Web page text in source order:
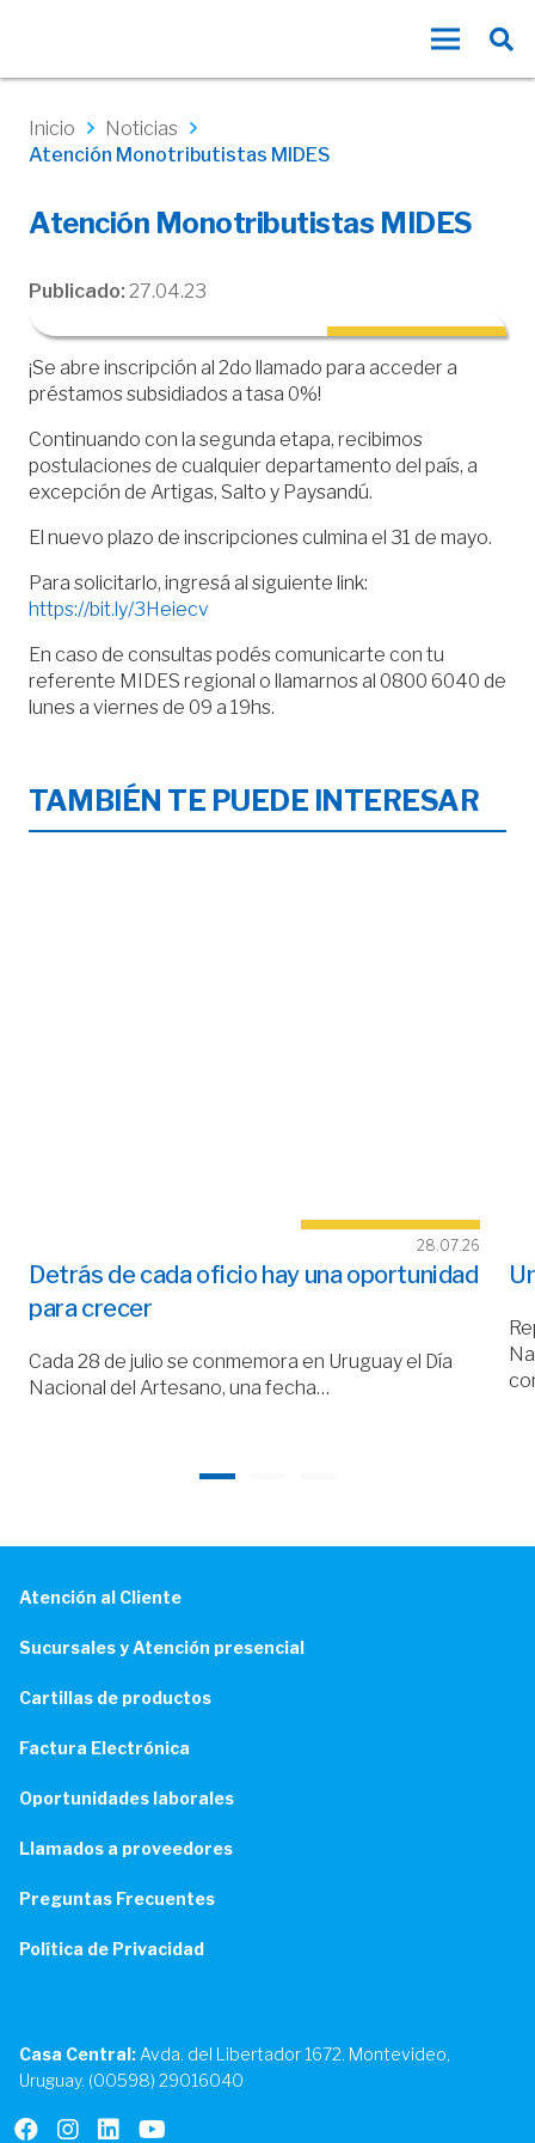
Inicio
Noticias
Atención Monotributistas MIDES
Atención Monotributistas MIDES
Publicado: 27.04.23
¡Se abre inscripción al 2do llamado para acceder a
préstamos subsidiados a tasa 0%!
Continuando con la segunda etapa, recibimos
postulaciones de cualquier departamento del país, a
excepción de Artigas, Salto y Paysandú.
El nuevo plazo de inscripciones culmina el 31 de mayo.
Para solicitarlo, ingresá al siguiente link:
https://bit.ly/3Heiecv
En caso de consultas podés comunicarte con tu
referente MIDES regional o llamarnos al 0800 6040 de
lunes a viernes de 09 a 19hs.
TAMBIÉN TE PUEDE INTERESAR
28.07.26
Detrás de cada oficio hay una oportunidad
para crecer
Cada 28 de julio se conmemora en Uruguay el Día
Nacional del Artesano, una fecha…
Atención al Cliente
Sucursales y Atención presencial
Cartillas de productos
Factura Electrónica
Oportunidades laborales
Llamados a proveedores
Preguntas Frecuentes
Política de Privacidad
Casa Central: Avda. del Libertador 1672. Montevideo,
Uruguay. (00598) 29016040